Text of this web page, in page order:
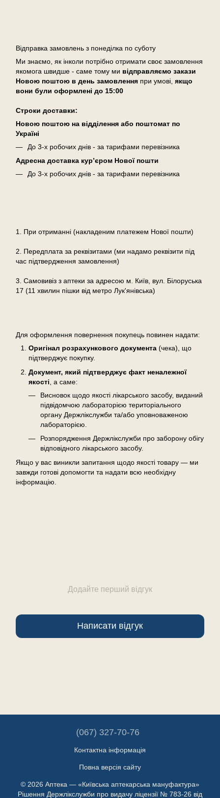
Відправка замовлень з понеділка по суботу
Ми знаємо, як інколи потрібно отримати своє замовлення
якомога швидше - саме тому ми відправляємо закази
Новою поштою в день замовлення при умові, якщо
вони були оформлені до 15:00
Cтроки доставки:
Новою поштою на відділення або поштомат по
Україні
До 3-х робочих днів - за тарифами перевізника
Адресна доставка кур’єром Нової пошти
До 3-х робочих днів - за тарифами перевізника
1. При отриманні (накладеним платежем Нової пошти)
2. Передплата за реквізитами (ми надамо реквізити під
час підтвердження замовлення)
3. Самовивіз з аптеки за адресою м. Київ, вул. Білоруська
17 (11 хвилин пішки від метро Лук'янівська)
Для оформлення повернення покупець повинен надати:
Оригінал розрахункового документа (чека), що
підтверджує покупку.
Документ, який підтверджує факт неналежної
якості , а саме:
Висновок щодо якості лікарського засобу, виданий
підвідомчою лабораторією територіального
органу Держлікслужби та/або уповноваженою
лабораторією.
Розпорядження Держлікслужби про заборону обігу
відповідного лікарського засобу.
Якщо у вас виникли запитання щодо якості товару — ми
завжди готові допомогти та надати всю необхідну
інформацію.
Додайте перший відгук
Написати відгук
(067) 327-70-76
Контактна інформація
Повна версія сайту
© 2026 Аптека — «Київська аптекарська мануфактура»
Рішення Держлікслужби про видачу ліцензії № 783-26 від